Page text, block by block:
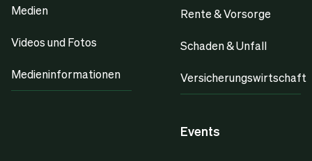
Medien
Videos und Fotos
Medieninformationen
Rente & Vorsorge
Schaden & Unfall
Versicherungswirtschaft
Events